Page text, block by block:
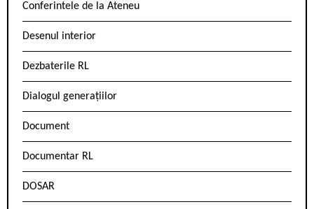
Conferintele de la Ateneu
Desenul interior
Dezbaterile RL
Dialogul generațiilor
Document
Documentar RL
DOSAR